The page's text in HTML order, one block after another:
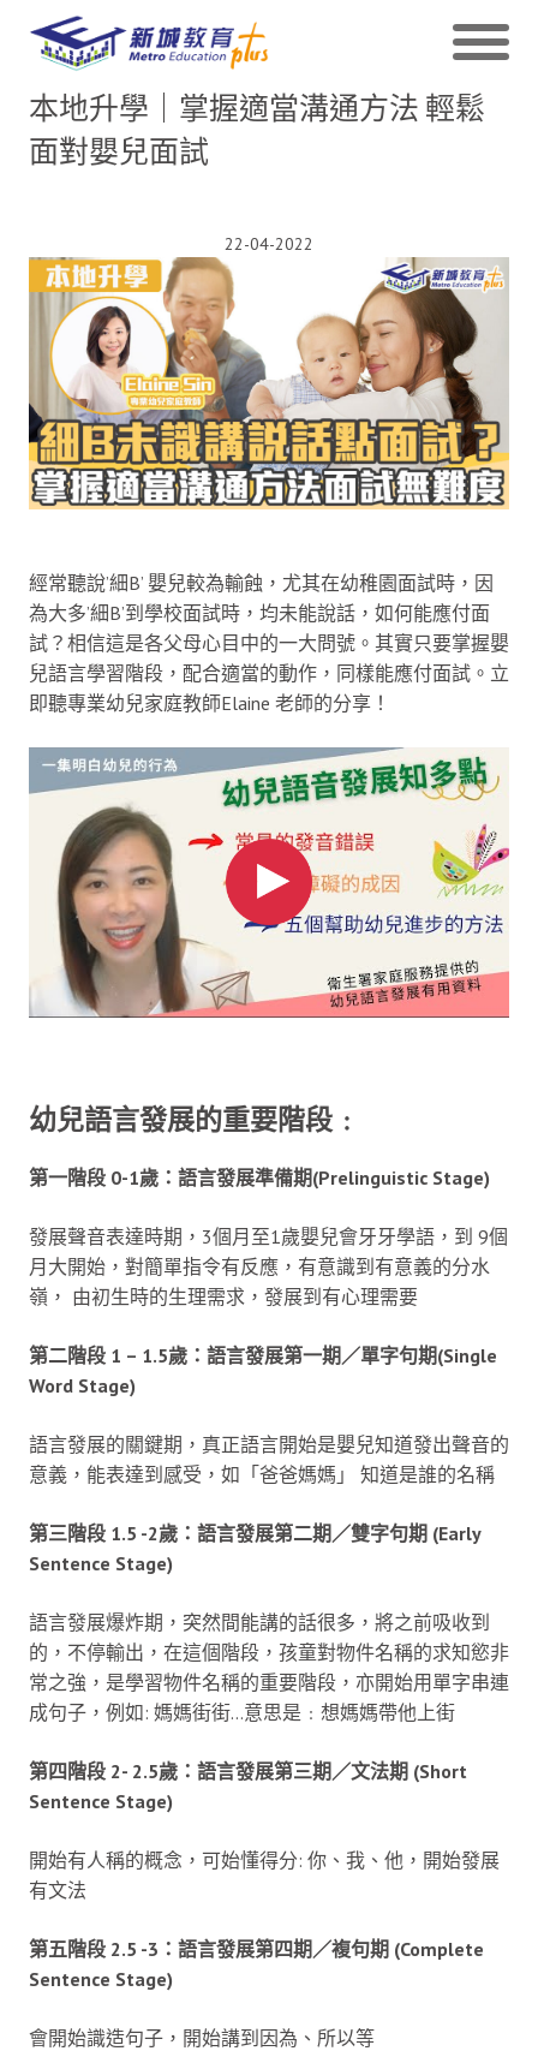
本地升學｜掌握適當溝通方法 輕鬆
面對嬰兒面試
22-04-2022
經常聽說’細B’ 嬰兒較為輸蝕，尤其在幼稚園面試時，因
為大多’細B’到學校面試時，均未能說話，如何能應付面
試？相信這是各父母心目中的一大問號。其實只要掌握嬰
兒語言學習階段，配合適當的動作，同樣能應付面試。立
即聽專業幼兒家庭教師Elaine 老師的分享！
幼兒語言發展的重要階段﹕
第一階段 0-1歲：語言發展準備期(Prelinguistic Stage)
發展聲音表達時期，3個月至1歲嬰兒會牙牙學語，到 9個
月大開始，對簡單指令有反應，有意識到有意義的分水
嶺， 由初生時的生理需求，發展到有心理需要
第二階段 1 – 1.5歲：語言發展第一期／單字句期(Single
Word Stage)
語言發展的關鍵期，真正語言開始是嬰兒知道發出聲音的
意義，能表達到感受，如「爸爸媽媽」 知道是誰的名稱
第三階段 1.5 -2歲：語言發展第二期／雙字句期 (Early
Sentence Stage)
語言發展爆炸期，突然間能講的話很多，將之前吸收到
的，不停輸出，在這個階段，孩童對物件名稱的求知慾非
常之強，是學習物件名稱的重要階段，亦開始用單字串連
成句子，例如: 媽媽街街…意思是﹕想媽媽帶他上街
第四階段 2- 2.5歲：語言發展第三期／文法期 (Short
Sentence Stage)
開始有人稱的概念，可始懂得分: 你、我、他，開始發展
有文法
第五階段 2.5 -3：語言發展第四期／複句期 (Complete
Sentence Stage)
會開始識造句子，開始講到因為、所以等